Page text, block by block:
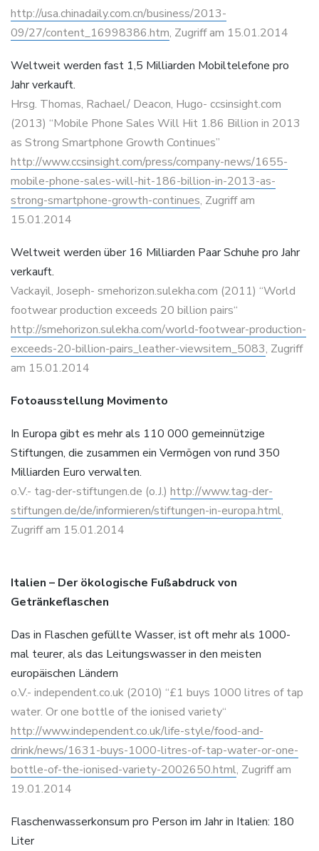
http://usa.chinadaily.com.cn/business/2013-
09/27/content_16998386.htm, Zugriff am 15.01.2014
Weltweit werden fast 1,5 Milliarden Mobiltelefone pro
Jahr verkauft.
Hrsg. Thomas, Rachael/ Deacon, Hugo- ccsinsight.com
(2013) “Mobile Phone Sales Will Hit 1.86 Billion in 2013
as Strong Smartphone Growth Continues”
http://www.ccsinsight.com/press/company-news/1655-
mobile-phone-sales-will-hit-186-billion-in-2013-as-
strong-smartphone-growth-continues, Zugriff am
15.01.2014
Weltweit werden über 16 Milliarden Paar Schuhe pro Jahr
verkauft.
Vackayil, Joseph- smehorizon.sulekha.com (2011) “World
footwear production exceeds 20 billion pairs“
http://smehorizon.sulekha.com/world-footwear-production-
exceeds-20-billion-pairs_leather-viewsitem_5083, Zugriff
am 15.01.2014
Fotoausstellung Movimento
In Europa gibt es mehr als 110 000 gemeinnützige
Stiftungen, die zusammen ein Vermögen von rund 350
Milliarden Euro verwalten.
o.V.- tag-der-stiftungen.de (o.J.) http://www.tag-der-
stiftungen.de/de/informieren/stiftungen-in-europa.html,
Zugriff am 15.01.2014
Italien – Der ökologische Fußabdruck von
Getränkeflaschen
Das in Flaschen gefüllte Wasser, ist oft mehr als 1000-
mal teurer, als das Leitungswasser in den meisten
europäischen Ländern
o.V.- independent.co.uk (2010) “£1 buys 1000 litres of tap
water. Or one bottle of the ionised variety“
http://www.independent.co.uk/life-style/food-and-
drink/news/1631-buys-1000-litres-of-tap-water-or-one-
bottle-of-the-ionised-variety-2002650.html, Zugriff am
19.01.2014
Flaschenwasserkonsum pro Person im Jahr in Italien: 180
Liter